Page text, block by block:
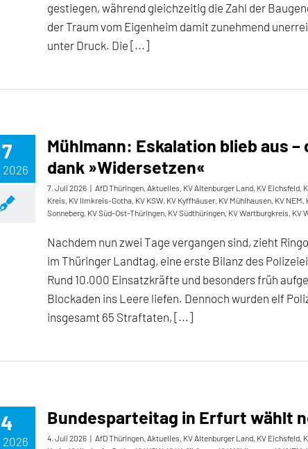
gestiegen, während gleichzeitig die Zahl der
der Traum vom Eigenheim damit zunehmend
unter Druck. Die [...]
7
2026
Mühlmann: Eskalation blieb aus
dank »Widersetzen«
7. Juli 2026 | AfD Thüringen, Aktuelles, KV Altenburger Land, KV Eichsfeld,
Kreis, KV Ilmkreis-Gotha, KV KSW, KV Kyffhäuser, KV Mühlhausen, KV NEM,
Sonneberg, KV Süd-Ost-Thüringen, KV Südthüringen, KV Wartburgkreis, KV
Nachdem nun zwei Tage vergangen sind, zieht
im Thüringer Landtag, eine erste Bilanz des
Rund 10.000 Einsatzkräfte und besonders früh
Blockaden ins Leere liefen. Dennoch wurden elf
insgesamt 65 Straftaten, [...]
4
2026
Bundesparteitag in Erfurt wählt
4. Juli 2026 | AfD Thüringen, Aktuelles, KV Altenburger Land, KV Eichsfeld,